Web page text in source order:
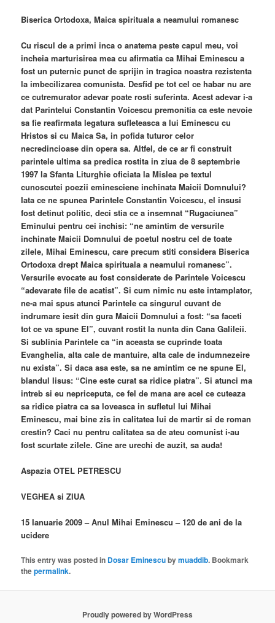
Biserica Ortodoxa, Maica spirituala a neamului romanesc
Cu riscul de a primi inca o anatema peste capul meu, voi
incheia marturisirea mea cu afirmatia ca Mihai Eminescu a
fost un puternic punct de sprijin in tragica noastra rezistenta
la imbecilizarea comunista. Desfid pe tot cel ce habar nu are
ce cutremurator adevar poate rosti suferinta. Acest adevar i-a
dat Parintelui Constantin Voicescu premonitia ca este nevoie
sa fie reafirmata legatura sufleteasca a lui Eminescu cu
Hristos si cu Maica Sa, in pofida tuturor celor
necredincioase din opera sa. Altfel, de ce ar fi construit
parintele ultima sa predica rostita in ziua de 8 septembrie
1997 la Sfanta Liturghie oficiata la Mislea pe textul
cunoscutei poezii eminesciene inchinata Maicii Domnului?
Iata ce ne spunea Parintele Constantin Voicescu, el insusi
fost detinut politic, deci stia ce a insemnat “Rugaciunea”
Eminului pentru cei inchisi: “ne amintim de versurile
inchinate Maicii Domnului de poetul nostru cel de toate
zilele, Mihai Eminescu, care precum stiti considera Biserica
Ortodoxa drept Maica spirituala a neamului romanesc”.
Versurile evocate au fost considerate de Parintele Voicescu
“adevarate file de acatist”. Si cum nimic nu este intamplator,
ne-a mai spus atunci Parintele ca singurul cuvant de
indrumare iesit din gura Maicii Domnului a fost: “sa faceti
tot ce va spune El”, cuvant rostit la nunta din Cana Galileii.
Si sublinia Parintele ca “in aceasta se cuprinde toata
Evanghelia, alta cale de mantuire, alta cale de indumnezeire
nu exista”. Si daca asa este, sa ne amintim ce ne spune El,
blandul Iisus: “Cine este curat sa ridice piatra”. Si atunci ma
intreb si eu nepriceputa, ce fel de mana are acel ce cuteaza
sa ridice piatra ca sa loveasca in sufletul lui Mihai
Eminescu, mai bine zis in calitatea lui de martir si de roman
crestin? Caci nu pentru calitatea sa de ateu comunist i-au
fost scurtate zilele. Cine are urechi de auzit, sa auda!
Aspazia OTEL PETRESCU
VEGHEA si ZIUA
15 Ianuarie 2009 – Anul Mihai Eminescu – 120 de ani de la
ucidere
This entry was posted in Dosar Eminescubymuaddib. Bookmark
thepermalink.
Proudly powered by WordPress